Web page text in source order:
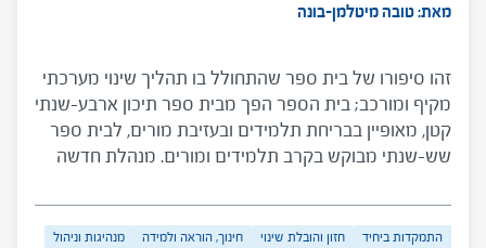
מאת: טובה מיטלמן-בונה
זהו סיפורו של בית ספר שהתחולל בו תהליך שינוי מערכתי
מקיף ומורכב; בית הספר הפך מבית ספר תיכון ארבע-שנתי
קטן, מאופיין בבריחת תלמידים ובעזיבת מורים, לבית ספר
שש-שנתי מבוקש בקרב תלמידים ומורים. מנהלת חדשה
בבירור פנימי מעמיק כלל-בית-ספרי והמשכו בשינויים
ארגוניים ופדגוגיים מרחיקי לכת. המקרה מעלה סוגיות של
התמקדות ביחיד חזון והובלת שינוי חינוך, הוראה ולמידה מנהיגות וניהול